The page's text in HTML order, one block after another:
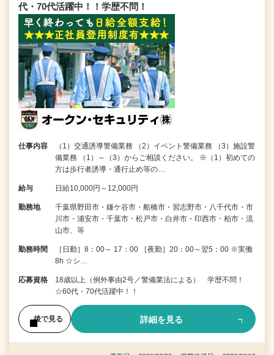
代・70代活躍中！！学歴不問！
仕事内容
（1）交通誘導警備業務 （2）イベント警備業務 （3）施設警
備業務 （1）～（3）からご相談ください。 ※（1）初めての
方は歩行者誘導・通行止め等の…
給与 日給10,000円～12,000円
勤務地
千葉県野田市・鎌ケ谷市・船橋市・習志野市・八千代市・市
川市・浦安市・千葉市・松戸市・白井市・印西市・柏市・流
山市、等
勤務時間
［日勤］8：00～ 17：00 ［夜勤］20：00～翌5：00 ※実働
8h ☆シ…
応募資格
18歳以上（例外事由2号／警備業法による） 学歴不問！
☆60代・70代活躍中！！
後で見る 詳細を見る